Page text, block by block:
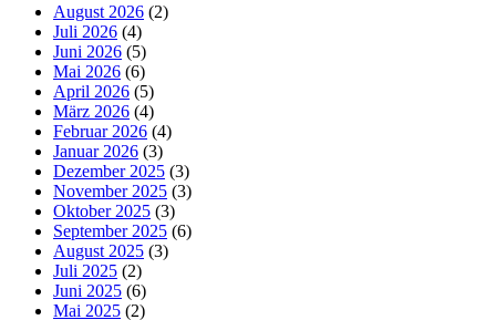
August 2026 (2)
Juli 2026 (4)
Juni 2026 (5)
Mai 2026 (6)
April 2026 (5)
März 2026 (4)
Februar 2026 (4)
Januar 2026 (3)
Dezember 2025 (3)
November 2025 (3)
Oktober 2025 (3)
September 2025 (6)
August 2025 (3)
Juli 2025 (2)
Juni 2025 (6)
Mai 2025 (2)